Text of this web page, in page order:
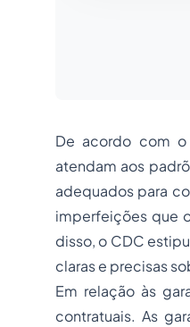
De acordo com o
atendam aos
adequados para
imperfeições que
disso, o CDC
claras e precisas
Em relação às
contratuais. As